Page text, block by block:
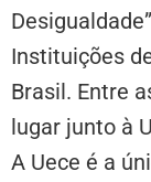
Instituições
Brasil. Entre
lugar junto à
A Uece é a